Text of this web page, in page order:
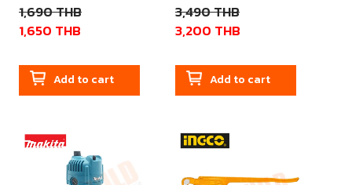
1,690THB
1,650 THB
Add to cart
3,490THB
3,200 THB
Add to cart